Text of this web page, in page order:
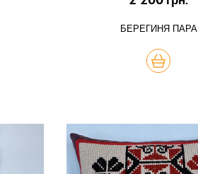
БЕРЕГИНЯ ПАРА
КУПИТЬ